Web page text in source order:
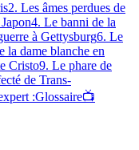
2. Les âmes perdues de
4. Le banni de la
à Gettysburg6. Le
la dame blanche en
Cristo9. Le phare de
de Trans-
:Glossaire📺